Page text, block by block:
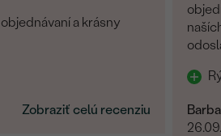
a krásny
Zobraziť celú recenziu